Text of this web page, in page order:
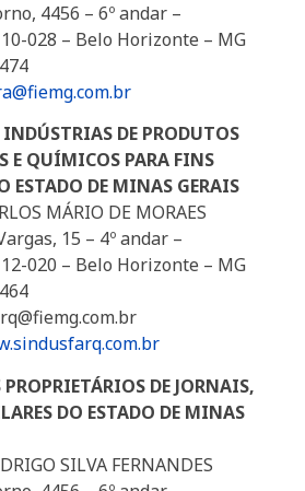
4456 – 6º andar –
028 – Belo Horizonte – MG
DE PRODUTOS
E QUÍMICOS PARA FINS
ESTADO DE MINAS GERAIS
MÁRIO DE MORAES
15 – 4º andar –
020 – Belo Horizonte – MG
DE JORNAIS,
DO ESTADO DE MINAS
SILVA FERNANDES